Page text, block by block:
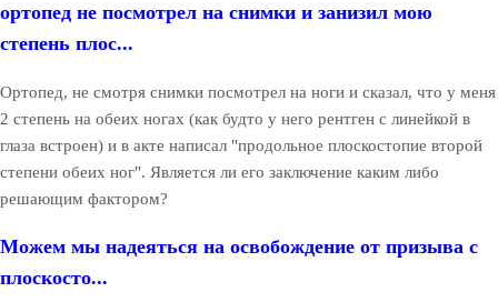
ортопед не посмотрел на снимки и занизил мою
степень плос...
Ортопед, не смотря снимки посмотрел на ноги и сказал, что у меня
2 степень на обеих ногах (как будто у него рентген с линейкой в
глаза встроен) и в акте написал "продольное плоскостопие второй
степени обеих ног". Является ли его заключение каким либо
решающим фактором?
Можем мы надеяться на освобождение от призыва с
плоскосто...